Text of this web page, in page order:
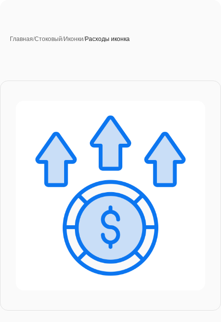
Главная/Стоковый/Иконки/Расходы иконка